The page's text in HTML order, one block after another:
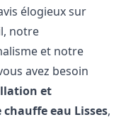
élogieux sur
notre
et notre
avez besoin
et
chauffe eau Lisses,